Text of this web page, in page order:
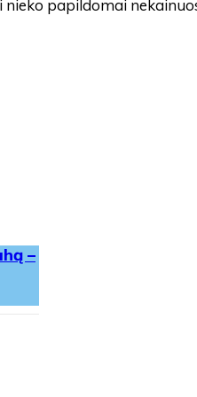
papildomai
–